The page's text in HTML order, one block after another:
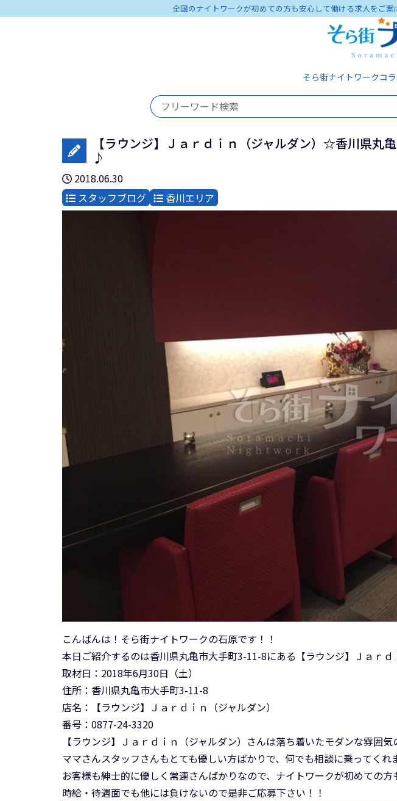
全国のナイトワークが初めての方も安心して働ける求人をご
そら街ナイトワークコ
【ラウンジ】Ｊａｒｄｉｎ（ジャルダン）☆香川県丸
♪
2018.06.30
スタッフブログ
香川エリア
こんばんは！そら街ナイトワークの石原です！！
本日ご紹介するのは香川県丸亀市大手町3-11-8にある【ラウンジ】Ｊａｒ
取材日：2018年6月30日（土）
住所：香川県丸亀市大手町3-11-8
店名：【ラウンジ】Ｊａｒｄｉｎ（ジャルダン）
番号：0877-24-3320
【ラウンジ】Ｊａｒｄｉｎ（ジャルダン）さんは落ち着いたモダンな雰囲
ママさんスタッフさんもとても優しい方ばかりで、何でも相談に乗ってくれ
お客様も紳士的に優しく常連さんばかりなので、ナイトワークが初めての
時給・待遇面でも他には負けないので是非ご応募下さい！！